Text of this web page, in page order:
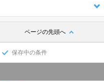
ページの先頭へ
保存中の条件